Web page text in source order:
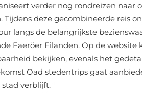
verder nog rondreizen naar
Tijdens deze gecombineerde reis
langs de belangrijkste
Faeröer Eilanden. Op de
bekijken, evenals het
Oad stedentrips gaat
verblijft.